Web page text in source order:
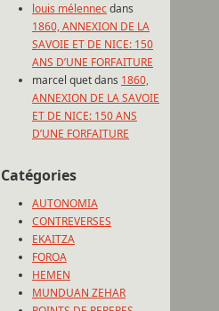
louis mélennecdans
1860, ANNEXION DE LA
SAVOIE ET DE NICE: 150
ANS D’UNE FORFAITURE
marcel quetdans 1860,
ANNEXION DE LA SAVOIE
ET DE NICE: 150 ANS
D’UNE FORFAITURE
Catégories
AUTONOMIA
CONTREVERSES
EKAITZA
FOROA
HEMEN
MUNDUAN ZEHAR